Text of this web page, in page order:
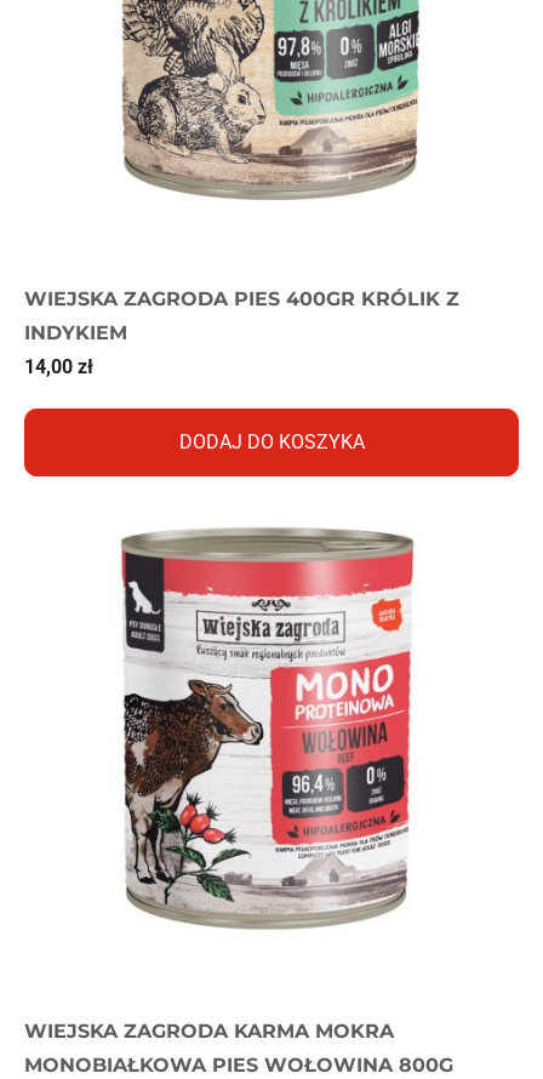
WIEJSKA ZAGRODA PIES 400GR KRÓLIK Z
INDYKIEM
14,00 zł
DODAJ DO KOSZYKA
WIEJSKA ZAGRODA KARMA MOKRA
MONOBIAŁKOWA PIES WOŁOWINA 800G